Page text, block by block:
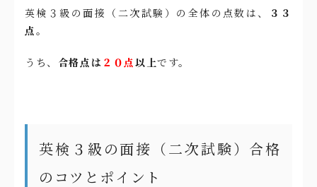
英検３級の面接（二次試験）の全体の点数は、
３３
点。
うち、 合格点は ２０点以上です。
英検３級の面接（二次試験）合格
のコツとポイント